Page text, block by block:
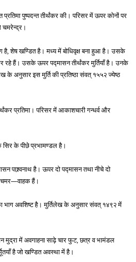
पुष्पदन्त तीर्थंकर की। परिसर में ऊपर कोनों पर
है, शेष खण्डित है। मध्य में बोधिवृक्ष बना हुआ है। उसके
हैं। उसके ऊपर पद्मासन तीर्थंकर मुर्तियाँ है। उनके
के अनुसार इस मुर्ति की प्रतिष्ठा संवत् १५५२ ज्येष्ठ
प्रतिमा। परिसर में आकाशचारी गन्धर्व और
सिर के पीछे प्रभामण्डल है।
पाश्र्वनाथ है। ऊपर दो पद्मासन तथा नीचे दो
चमर—वाहक हैं।
भाग अवशिष्ट है। मुर्तिलेख के अनुसार संवत् १४९२ में
मुद्रा में अवगाहना साढ़े चार फुट, छत्र व भामंडल
है जो खण्डित अवस्था में है।